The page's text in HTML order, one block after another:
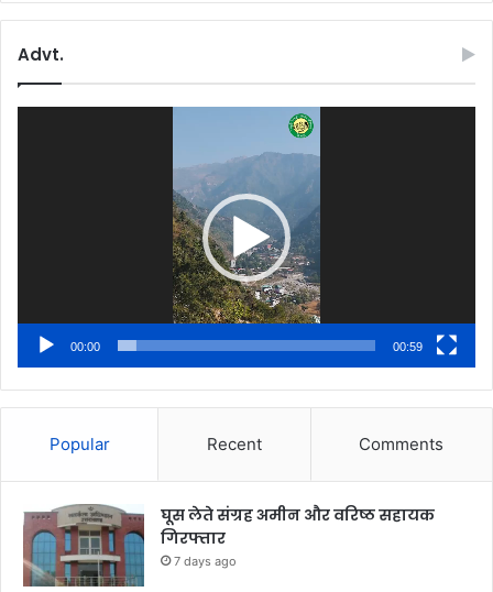
Advt.
00:00 00:59
Popular Recent Comments
घूस लेते संग्रह अमीन और वरिष्ठ सहायक
गिरफ्तार
7 days ago